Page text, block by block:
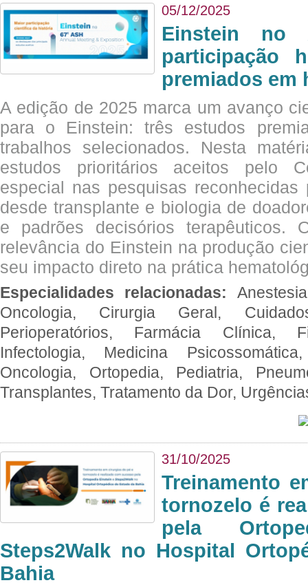
05/12/2025
Einstein no
participação
premiados em
A edição de 2025 marca um avanço
para o Einstein: três estudos
trabalhos selecionados. Nesta
estudos prioritários aceitos pelo
especial nas pesquisas
desde transplante e biologia de
e padrões decisórios terapêuticos.
relevância do Einstein na produção
seu impacto direto na prática
Especialidades relacionadas:
Oncologia, Cirurgia Geral,
Perioperatórios, Farmácia Clínica,
Infectologia, Medicina
Oncologia, Ortopedia, Pediatria,
Transplantes, Tratamento da Dor,
31/10/2025
Treinamento
tornozelo é
pela
Steps2Walk no Hospital
Bahia